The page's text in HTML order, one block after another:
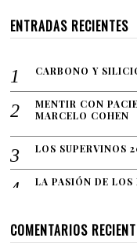
,
2
ENTRADAS RECIENTES
CARBONO Y
MENTIR CON
MARCELO COHEN
LOS SUPERVINOS
LA PASIÓN DE LOS
COMENTARIOS